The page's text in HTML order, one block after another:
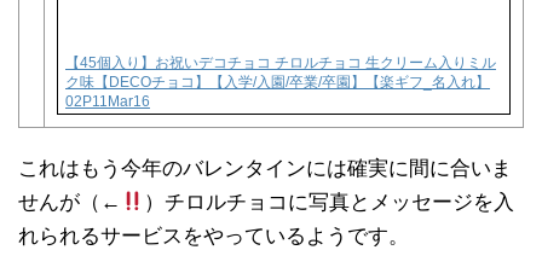
【45個入り】お祝いデコチョコ チロルチョコ 生クリーム入りミル
ク味【DECOチョコ】【入学/入園/卒業/卒園】【楽ギフ_名入れ】
02P11Mar16
これはもう今年のバレンタインには確実に間に合いま
せんが（←
）チロルチョコに写真とメッセージを入
れられるサービスをやっているようです。